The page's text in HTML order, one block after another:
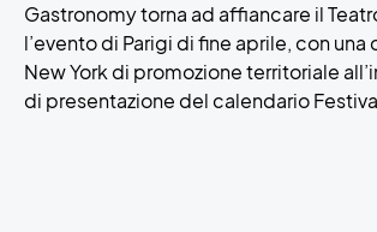
Gastronomy torna ad affiancare il
l’evento di Parigi di fine aprile, con una
New York di promozione territoriale
di presentazione del calendario